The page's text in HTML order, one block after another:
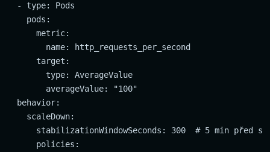
  - type: Pods
    pods:
      metric:
        name: http_requests_per_second
      target:
        type: AverageValue
        averageValue: "100"
  behavior:
    scaleDown:
stabilizationWindowSeconds: 300  # 5 min před
      policies: